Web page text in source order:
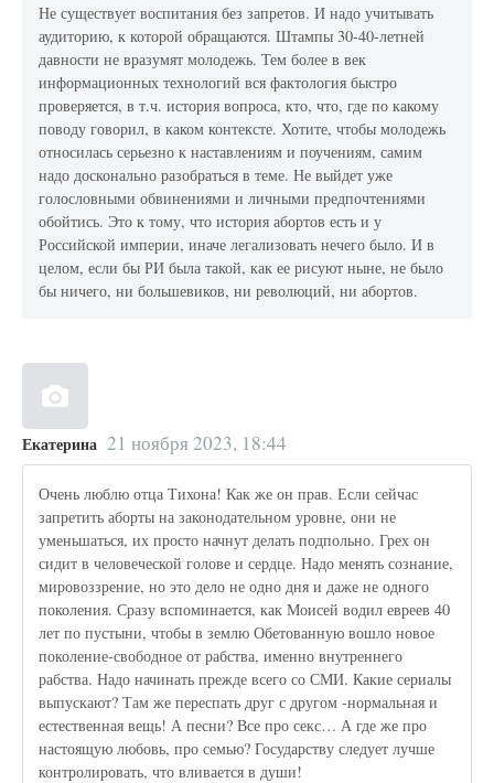
Не существует воспитания без запретов. И надо учитывать
аудиторию, к которой обращаются. Штампы 30-40-летней
давности не вразумят молодежь. Тем более в век
информационных технологий вся фактология быстро
проверяется, в т.ч. история вопроса, кто, что, где по какому
поводу говорил, в каком контексте. Хотите, чтобы молодежь
относилась серьезно к наставлениям и поучениям, самим
надо досконально разобраться в теме. Не выйдет уже
голословными обвинениями и личными предпочтениями
обойтись. Это к тому, что история абортов есть и у
Российской империи, иначе легализовать нечего было. И в
целом, если бы РИ была такой, как ее рисуют ныне, не было
бы ничего, ни большевиков, ни революций, ни абортов.
Екатерина 21 ноября 2023, 18:44
Очень люблю отца Тихона! Как же он прав. Если сейчас
запретить аборты на законодательном уровне, они не
уменьшаться, их просто начнут делать подпольно. Грех он
сидит в человеческой голове и сердце. Надо менять сознание,
мировоззрение, но это дело не одно дня и даже не одного
поколения. Сразу вспоминается, как Моисей водил евреев 40
лет по пустыни, чтобы в землю Обетованную вошло новое
поколение-свободное от рабства, именно внутреннего
рабства. Надо начинать прежде всего со СМИ. Какие сериалы
выпускают? Там же переспать друг с другом -нормальная и
естественная вещь! А песни? Все про секс… А где же про
настоящую любовь, про семью? Государству следует лучше
контролировать, что вливается в души!